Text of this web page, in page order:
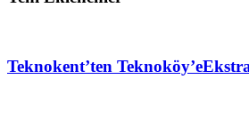
Teknokent’ten Teknoköy’e